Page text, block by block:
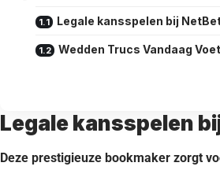
Legale kansspelen bij
Wedden Trucs Vandaag
Legale kansspelen
Deze prestigieuze bookmaker zorgt